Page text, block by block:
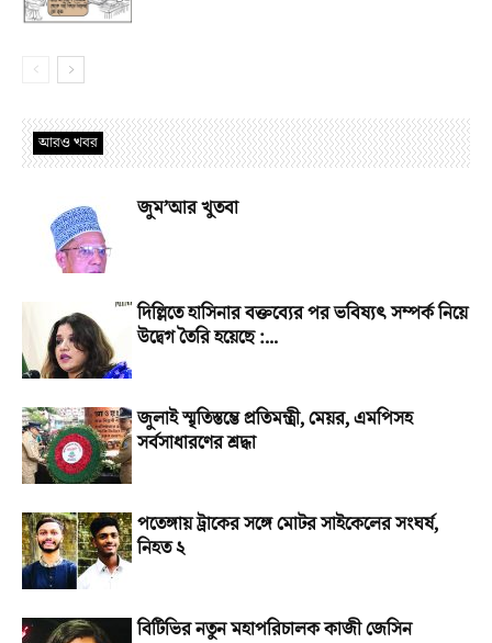
আরও খবর
জুম’আর খুতবা
দিল্লিতে হাসিনার বক্তব্যের পর ভবিষ্যৎ সম্পর্ক নিয়ে
উদ্বেগ তৈরি হয়েছে :...
জুলাই স্মৃতিস্তম্ভে প্রতিমন্ত্রী, মেয়র, এমপিসহ
সর্বসাধারণের শ্রদ্ধা
পতেঙ্গায় ট্রাকের সঙ্গে মোটর সাইকেলের সংঘর্ষ,
নিহত ২
বিটিভির নতুন মহাপরিচালক কাজী জেসিন